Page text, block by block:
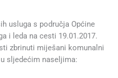
usluga s područja Općine
i leda na cesti 19.01.2017.
zbrinuti miješani komunalni
sljedećim naseljima: